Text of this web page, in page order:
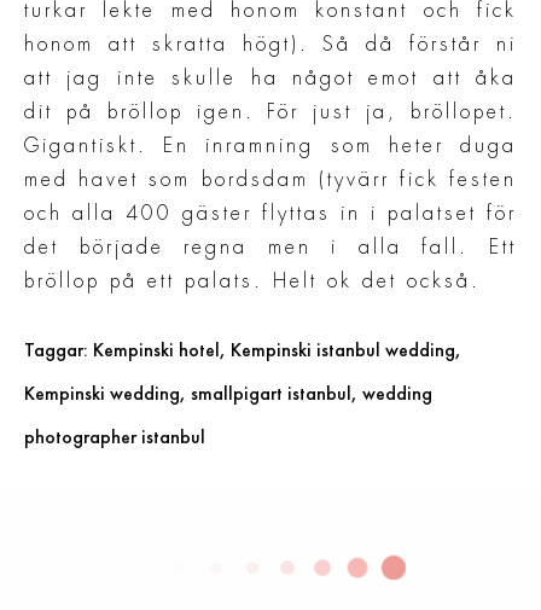
turkar lekte med honom konstant och fick
honom att skratta högt). Så då förstår ni
att jag inte skulle ha något emot att åka
dit på bröllop igen. För just ja, bröllopet.
Gigantiskt. En inramning som heter duga
med havet som bordsdam (tyvärr fick festen
och alla 400 gäster flyttas in i palatset för
det började regna men i alla fall. Ett
bröllop på ett palats. Helt ok det också.
Taggar: Kempinski hotel, Kempinski istanbul wedding,
Kempinski wedding, smallpigart istanbul, wedding
photographer istanbul